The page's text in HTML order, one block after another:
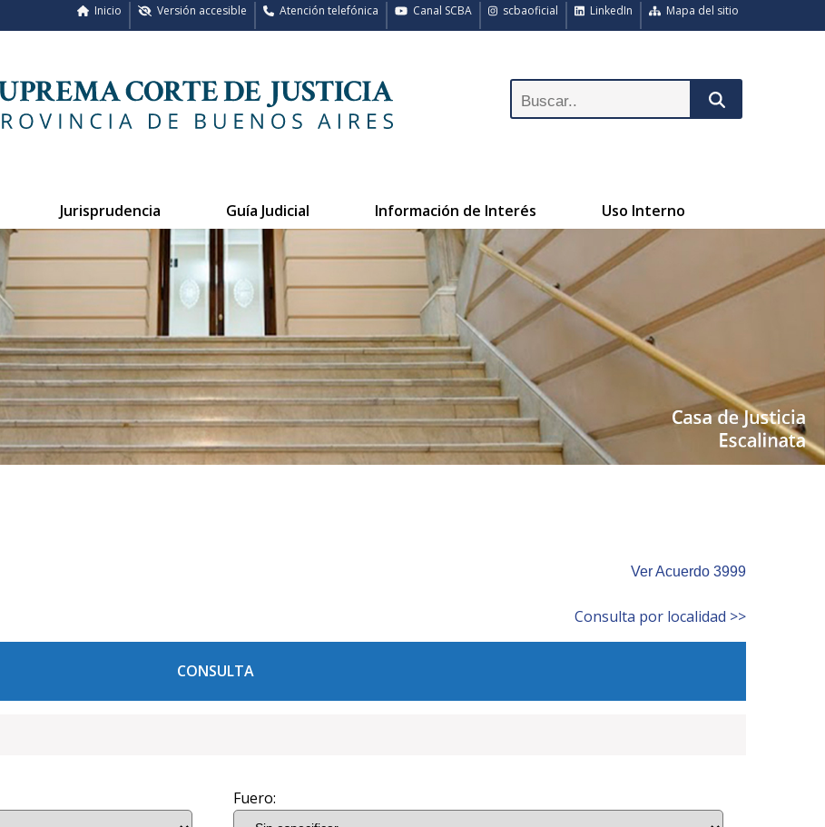
Mapa del sitio
LinkedIn
scbaoficial
Canal SCBA
Atención telefónica
Versión accesible
Inicio
Jurisprudencia Guía Judicial Información de Interés Uso Interno
Ver Acuerdo 3999
Consulta por localidad >>
CONSULTA
Fuero: